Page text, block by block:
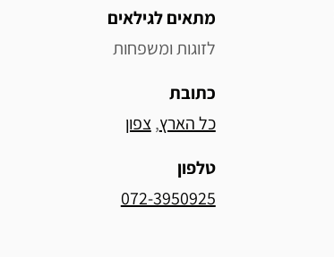
מתאים לגילאים
לזוגות ומשפחות
כתובת
כל הארץ, צפון
טלפון
072-3950925